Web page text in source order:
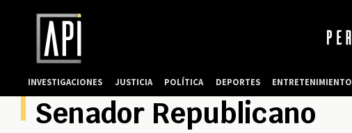
Senador Republicano
INVESTIGACIONES JUSTICIA POLÍTICA DEPORTES ENTRETENIMIENTO